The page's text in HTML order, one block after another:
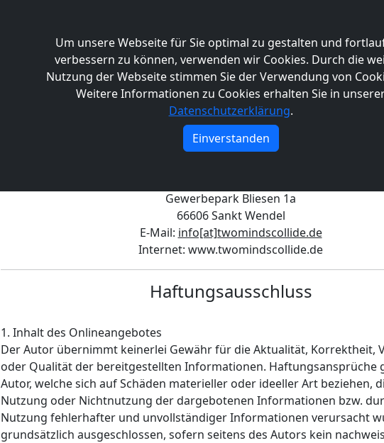
Um unsere Webseite für Sie optimal zu gestalten und
verbessern zu können, verwenden wir Cookies. Durch die
Nutzung der Webseite stimmen Sie der Verwendung von
Weitere Informationen zu Cookies erhalten Sie in
Datenschutzerklärung.
Einverstanden
IMPRESSUM
Betreiber dieser Internetpräsenz
Gewerbepark Bliesen 1a
66606 Sankt Wendel
E-Mail: info[at]twomindscollide.de
Internet: www.twomindscollide.de
Haftungsausschluss
1. Inhalt des Onlineangebotes
Der Autor übernimmt keinerlei Gewähr für die Aktualität, Korrektheit,
oder Qualität der bereitgestellten Informationen. Haftungsansprüche
Autor, welche sich auf Schäden materieller oder ideeller Art beziehen,
Nutzung oder Nichtnutzung der dargebotenen Informationen bzw.
Nutzung fehlerhafter und unvollständiger Informationen verursacht
grundsätzlich ausgeschlossen, sofern seitens des Autors kein